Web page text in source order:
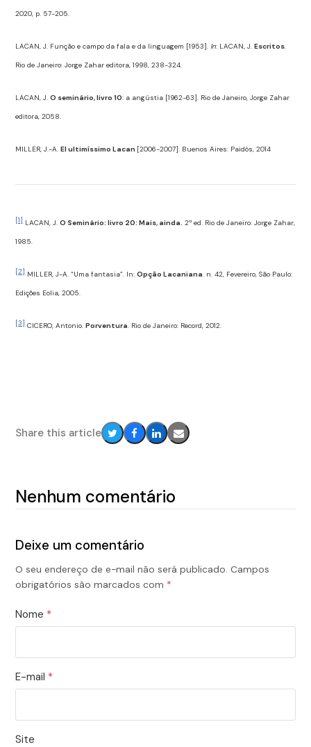
2020, p. 57-205.
LACAN, J. Função e campo da fala e da linguagem [1953].In: LACAN, J.Escritos.
Rio de Janeiro: Jorge Zahar editora, 1998, 238-324.
LACAN, J.O seminário, livro 10: a angústia [1962-63]. Rio de Janeiro, Jorge Zahar
editora, 2058.
MILLER, J.-A.El ultimíssimo Lacan [2006-2007]. Buenos Aires: Paidós, 2014
[1]LACAN, J.O Seminário: livro 20: Mais, ainda. 2ª ed. Rio de Janeiro: Jorge Zahar,
1985.
[2]MILLER, J-A. “Uma fantasia”. In:Opção Lacaniana. n. 42, Fevereiro, São Paulo:
Edições Eolia, 2005.
[3]CICERO, Antonio.Porventura. Rio de Janeiro: Record, 2012.
Share this article
ShareShareShareShare
Nenhum comentário
Deixe um comentário
O seu endereço de e-mail não será publicado. Campos
obrigatórios são marcados com *
Nome *
E-mail *
Site